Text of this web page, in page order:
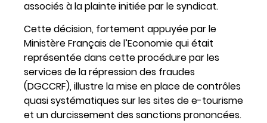
associés à la plainte initiée par le syndicat.
Cette décision, fortement appuyée par le
Ministère Français de l’Economie qui était
représentée dans cette procédure par les
services de la répression des fraudes
(DGCCRF), illustre la mise en place de contrôles
quasi systématiques sur les sites de e-tourisme
et un durcissement des sanctions prononcées.